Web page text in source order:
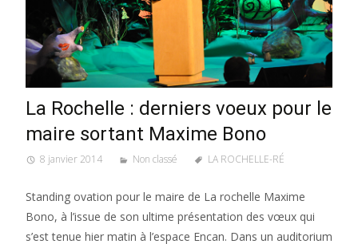
La Rochelle : derniers voeux pour le
maire sortant Maxime Bono
8 janvier 2014 Non classé LA ROCHELLE-RÉ
Standing ovation pour le maire de La rochelle Maxime
Bono, à l’issue de son ultime présentation des vœux qui
s’est tenue hier matin à l’espace Encan. Dans un auditorium